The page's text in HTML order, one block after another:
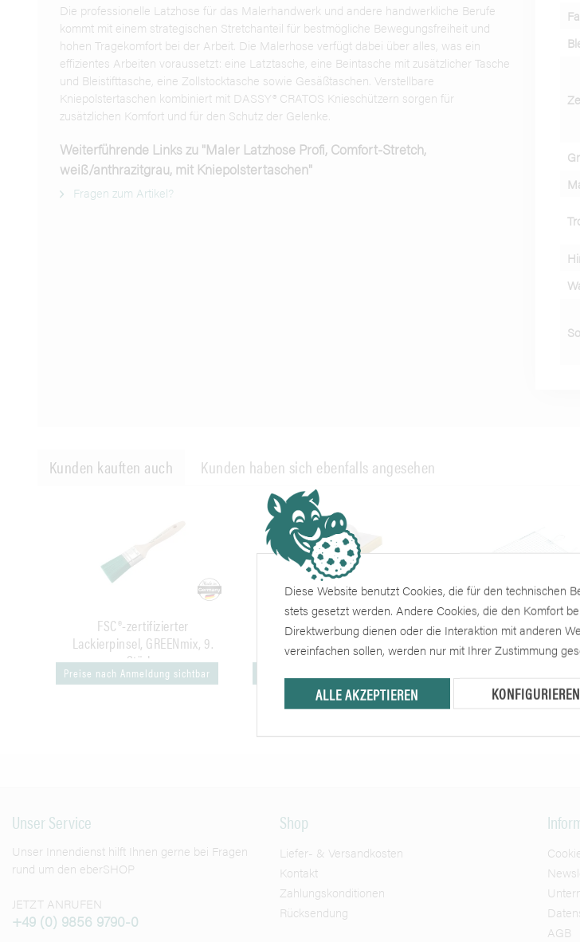
4412D-56
Gr. 56
4412D-60
Gr. 60
Die professionelle Latzhose für das Malerhandwerk und andere handwerkliche Berufe
kommt mit einem strategischen Stretchanteil für bestmögliche Bewegungsfreiheit und
hohen Tragekomfort bei der Arbeit. Die Malerhose verfügt dabei über alles, was ein
effizientes Arbeiten voraussetzt: eine Latztasche, eine Beintasche mit zusätzlicher Tasche
und Bleistifttasche, eine Zollstocktasche sowie Gesäßtaschen. Verstellbare
Kniepolstertaschen kombiniert mit DASSY® CRATOS Knieschützern sorgen für
zusätzlichen Komfort und für den Schutz der Gelenke.
Weiterführende Links zu "Maler Latzhose Profi, Comfort-Stretch,
weiß/anthrazitgrau, mit Kniepolstertaschen"
Fragen zum Artikel?
Kunden kauften auch Kunden haben sich ebenfalls angesehen
FSC®-zertifizierter
Lackierpinsel, GREENmix, 9.
Stärke
Preise nach Anmeldung sichtbar
Reibebrett, Kunststoff mit
Schaumstoff
Abstreifgitter,
Metallknicklaschen
Unser Service
Unser Innendienst hilft Ihnen gerne bei Fragen
rund um den eberSHOP
JETZT ANRUFEN
+49 (0) 9856 9790-0
Shop
Liefer- & Versandkosten
Kontakt
Zahlungskonditionen
Rücksendung
AGB
Diese Website benutzt Cookies, die für den technischen
stets gesetzt werden. Andere Cookies, die den Komfort
Direktwerbung dienen oder die Interaktion mit anderen
vereinfachen sollen, werden nur mit Ihrer Zustimmung
ALLE AKZEPTIEREN KONFIGURIEREN